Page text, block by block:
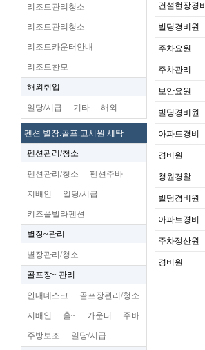
리조트관리청소
리조트관리청소
리조트카운터안내
리조트찬모
해외취업
일당/시급 기타 해외
펜션 별장.골프.고시원 세탁
펜션관리/청소
펜션관리/청소 펜션주바
지배인 일당/시급
키즈풀빌라펜션
별장~관리
별장관리/청소
골프장~ 관리
안내데스크 골프장관리/청소
지배인 홀~ 카운터 주바
주방보조 일당/시급
건설현장경비
빌딩경비원
주차요원
주차관리
보안요원
빌딩경비원
아파트경비
경비원
청원경찰
빌딩경비원
아파트경비
주차정산원
경비원